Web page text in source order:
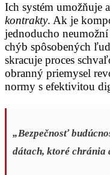
Ich systém umožňuje
kontrakty. Ak je
jednoducho
chýb spôsobených
skracuje proces
obranný priemysel
normy s efektivitou
„Bezpečnosť
dátach, ktoré chránia